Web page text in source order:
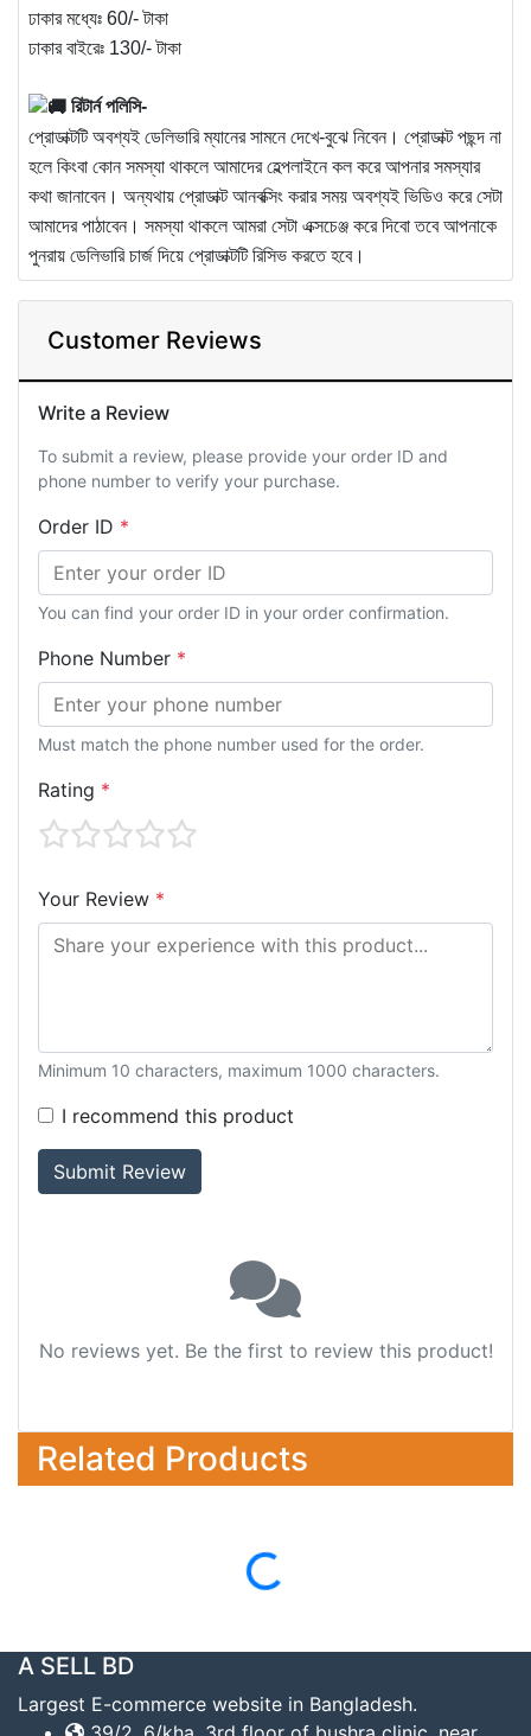
ঢাকার মধ্যেঃ 60/- টাকা
ঢাকার বাইরেঃ 130/- টাকা
রিটার্ন পলিসি-
প্রোডাক্টটি অবশ্যই ডেলিভারি ম্যানের সামনে দেখে-বুঝে নিবেন। প্রোডাক্ট পছন্দ না
হলে কিংবা কোন সমস্যা থাকলে আমাদের হেল্পলাইনে কল করে আপনার সমস্যার
কথা জানাবেন। অন্যথায় প্রোডাক্ট আনবক্সিং করার সময় অবশ্যই ভিডিও করে সেটা
আমাদের পাঠাবেন। সমস্যা থাকলে আমরা সেটা এক্সচেঞ্জ করে দিবো তবে আপনাকে
পুনরায় ডেলিভারি চার্জ দিয়ে প্রোডাক্টটি রিসিভ করতে হবে।
Customer Reviews
Write a Review
To submit a review, please provide your order ID and
phone number to verify your purchase.
Order ID *
You can find your order ID in your order confirmation.
Phone Number *
Must match the phone number used for the order.
Rating *
Your Review *
Minimum 10 characters, maximum 1000 characters.
I recommend this product
Submit Review
No reviews yet. Be the first to review this product!
Related Products
Loading...
A SELL BD
Largest E-commerce website in Bangladesh.